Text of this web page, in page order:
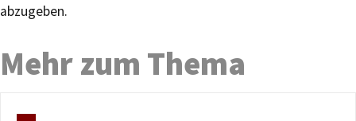
abzugeben.
Mehr zum Thema